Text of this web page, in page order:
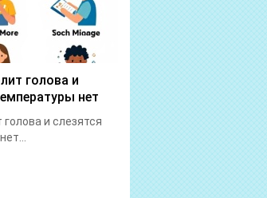
голова и
нет
и слезятся